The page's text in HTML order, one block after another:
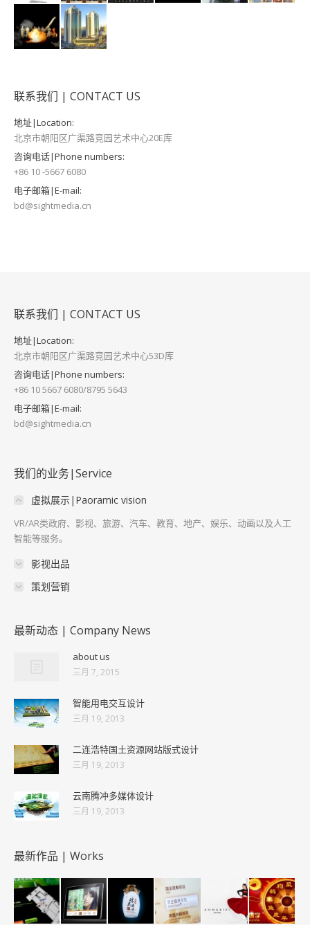
联系我们 | CONTACT US
地址|Location:
北京市朝阳区广渠路竞园艺术中心20E库
咨询电话|Phone numbers:
+86 10 -5667 6080
电子邮箱|E-mail:
bd@sightmedia.cn
联系我们 | CONTACT US
地址|Location:
北京市朝阳区广渠路竞园艺术中心53D库
咨询电话|Phone numbers:
+86 10 5667 6080/8795 5643
电子邮箱|E-mail:
bd@sightmedia.cn
我们的业务|Service
虚拟展示|Paoramic vision
VR/AR类政府、影视、旅游、汽车、教育、地产、娱乐、动画以及人工
智能等服务。
影视出品
策划营销
最新动态 | Company News
about us
三月 7, 2015
智能用电交互设计
三月 19, 2013
二连浩特国土资源网站版式设计
三月 19, 2013
云南腾冲多媒体设计
三月 19, 2013
最新作品 | Works